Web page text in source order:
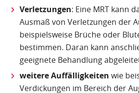
Verletzungen: Eine MRT kann
Ausmaß von Verletzungen der
beispielsweise Brüche oder
bestimmen. Daran kann
geeignete Behandlung
weitere Auffälligkeiten wie
Verdickungen im Bereich der